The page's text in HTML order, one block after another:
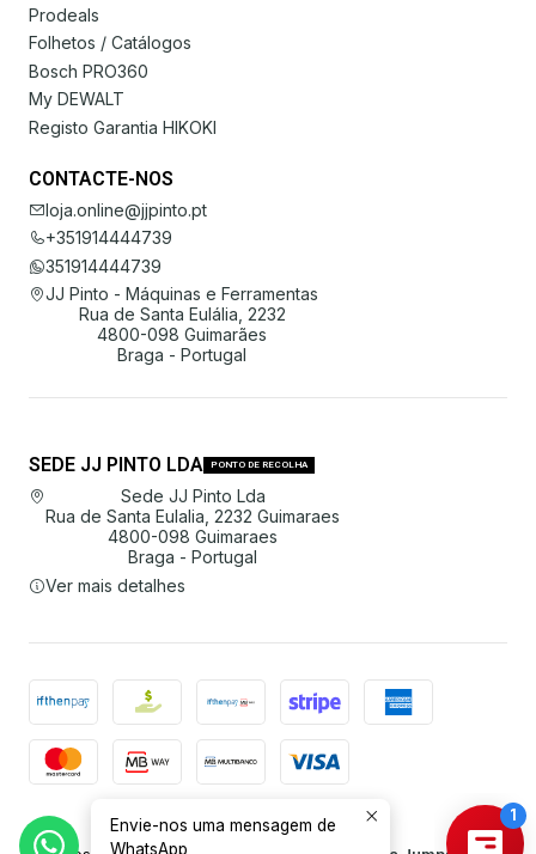
Prodeals
Folhetos / Catálogos
Bosch PRO360
My DEWALT
Registo Garantia HIKOKI
CONTACTE-NOS
loja.online@jjpinto.pt
+351914444739
351914444739
JJ Pinto - Máquinas e Ferramentas
Rua de Santa Eulália, 2232
4800-098 Guimarães
Braga - Portugal
SEDE JJ PINTO LDA PONTO DE RECOLHA
Sede JJ Pinto Lda
Rua de Santa Eulalia, 2232 Guimaraes
4800-098 Guimaraes
Braga - Portugal
Ver mais detalhes
2026 JJ Pinto Lda.
Envie-nos uma mensagem de
WhatsApp